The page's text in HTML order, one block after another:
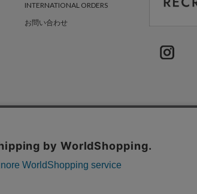
INTERNATIONAL ORDERS
お問い合わせ
採用情報